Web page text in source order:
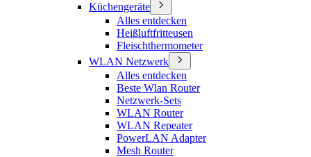
Küchengeräte
Alles entdecken
Heißluftfritteusen
Fleischthermometer
WLAN Netzwerk
Alles entdecken
Beste Wlan Router
Netzwerk-Sets
WLAN Router
WLAN Repeater
PowerLAN Adapter
Mesh Router